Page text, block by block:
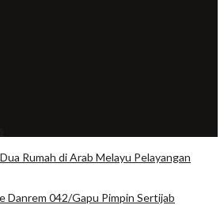
Rumah di Arab Melayu Pelayangan
Danrem 042/Gapu Pimpin Sertijab